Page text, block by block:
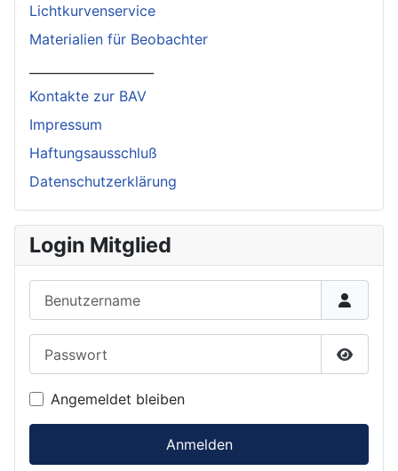
Lichtkurvenservice
Materialien für Beobachter
Kontakte zur BAV
Impressum
Haftungsausschluß
Datenschutzerklärung
Login Mitglied
Angemeldet bleiben
Anmelden